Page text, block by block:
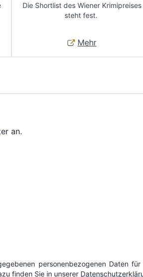
Die Shortlist des Wiener Krimipreises
steht fest.
Mehr
an.